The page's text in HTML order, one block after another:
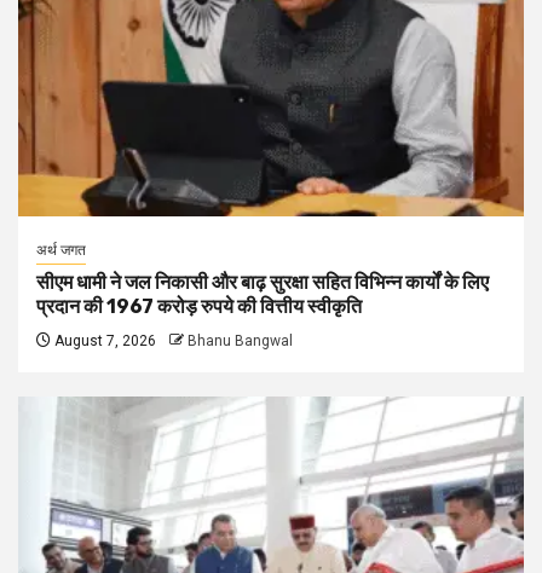
अर्थ जगत
सीएम धामी ने जल निकासी और बाढ़ सुरक्षा सहित विभिन्न कार्यों के लिए
प्रदान की 1967 करोड़ रुपये की वित्तीय स्वीकृति
August 7, 2026 Bhanu Bangwal